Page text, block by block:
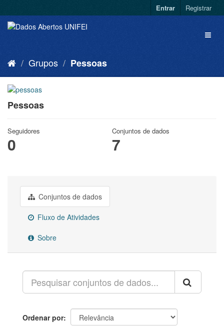
Entrar Registrar
Grupos Pessoas
Pessoas
Seguidores
0
Conjuntos de dados
7
Conjuntos de dados
Fluxo de Atividades
Sobre
Ordenar por